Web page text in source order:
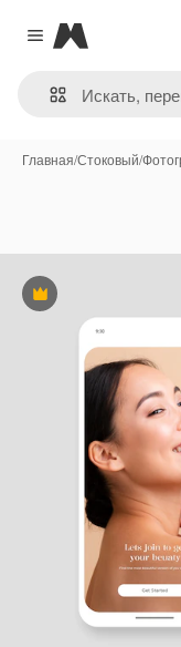
Close menu
Magnific
Главная/Стоковый/
Премиум